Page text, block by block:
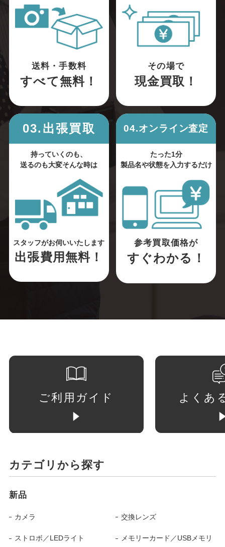
送料・手数料
すべて無料！
その場で
現金買取！
03.出張買取
持っていくのも、
送るのも大変そんな時は
スタッフがお伺いいたします
出張費用無料！
04.オンライン査定
たった1分
製品名や状態を入力するだけ
参考買取価格が
すぐわかる！
ご利用ガイド よくあ
カテゴリから探す
新品
カメラ 交換レンズ
ストロボ／LEDライト メモリーカード／USBメモリ